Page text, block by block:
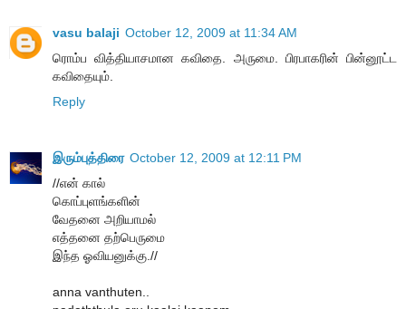
vasu balaji October 12, 2009 at 11:34 AM
ரொம்ப வித்தியாசமான கவிதை. அருமை. பிரபாகரின் பின்னூட்ட
கவிதையும்.
Reply
இரும்புத்திரை October 12, 2009 at 12:11 PM
//என் கால்
கொப்புளங்களின்
வேதனை அறியாமல்
எத்தனை தற்பெருமை
இந்த ஓவியனுக்கு.//
anna vanthuten..